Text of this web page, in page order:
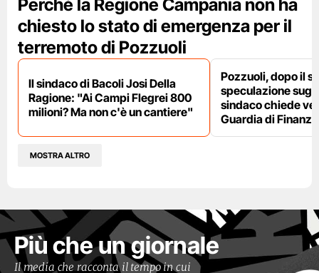
Perché la Regione Campania non ha
chiesto lo stato di emergenza per il
terremoto di Pozzuoli
Il sindaco di Bacoli Josi Della
Ragione: "Ai Campi Flegrei 800
milioni? Ma non c'è un cantiere"
Pozzuoli, dopo il
speculazione
sindaco chiede
Guardia di Finanza
MOSTRA ALTRO
Più che un giornale
Il media che racconta il tempo in cui